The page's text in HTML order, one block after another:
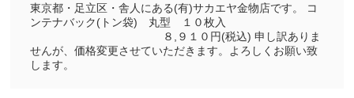
東京都・足立区・舎人にある(有)サカエヤ金物店です。 コ
ンテナバック(トン袋) 丸型 １０枚入
８,９１０円(税込) 申し訳ありま
せんが、価格変更させていただきます。よろしくお願い致
します。